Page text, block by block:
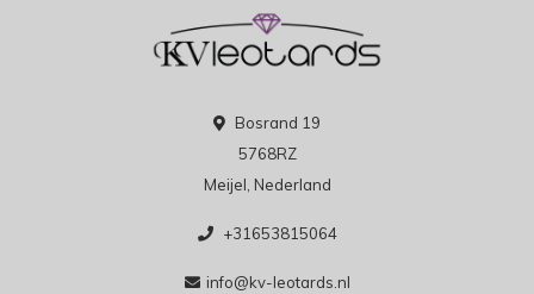
Bosrand 19
5768RZ
Meijel, Nederland
+31653815064
info@kv-leotards.nl